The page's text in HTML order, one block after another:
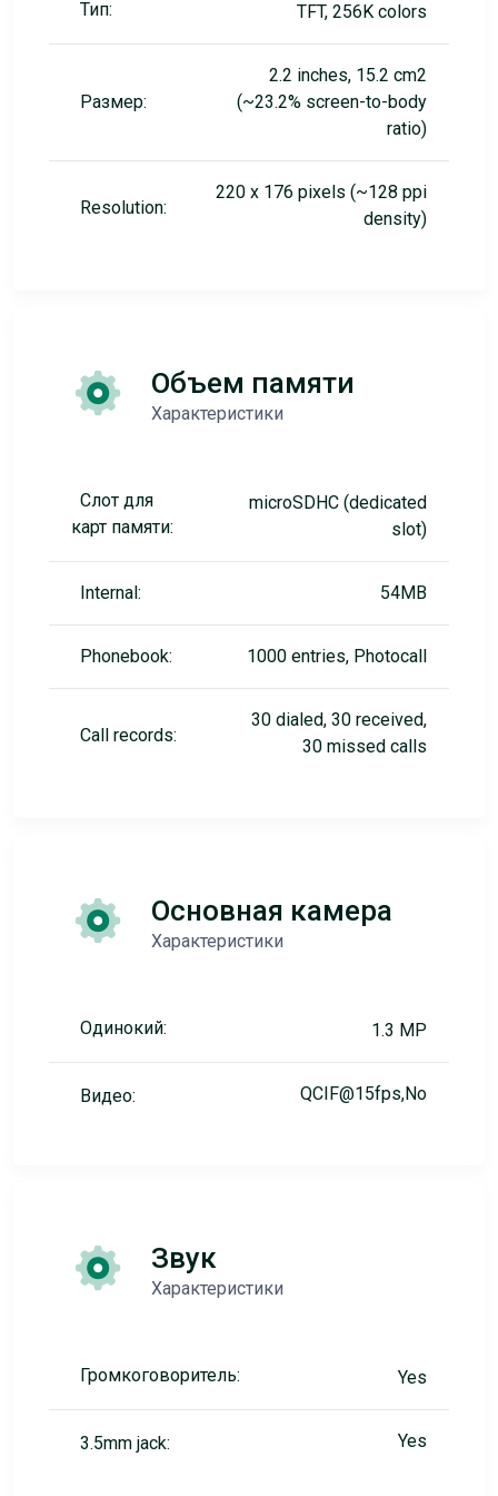
Тип: TFT, 256K colors
Размер:
2.2 inches, 15.2 cm2
(~23.2% screen-to-body
ratio)
Resolution:
220 x 176 pixels (~128 ppi
density)
Объем памяти
Характеристики
Слот для
карт памяти:
microSDHC (dedicated
slot)
Internal: 54MB
Phonebook: 1000 entries, Photocall
Call records:
30 dialed, 30 received,
30 missed calls
Основная камера
Характеристики
Одинокий: 1.3 MP
Видео: QCIF@15fps,No
Звук
Характеристики
Громкоговоритель: Yes
3.5mm jack: Yes